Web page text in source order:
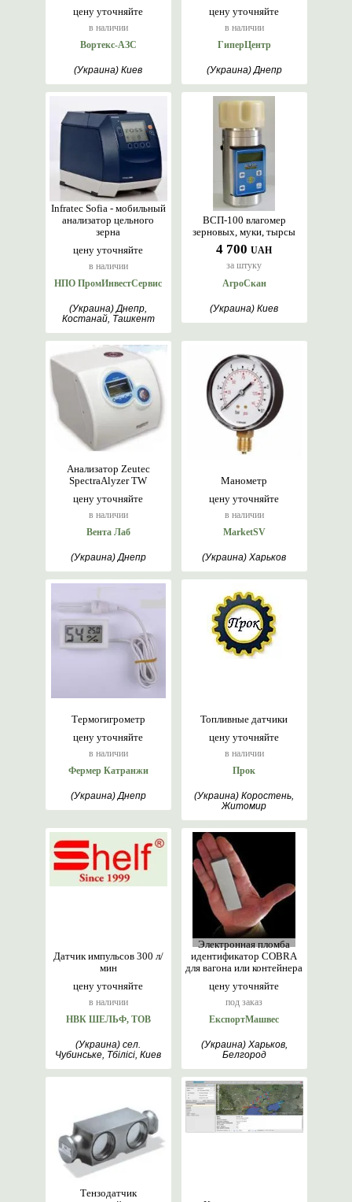
цену уточняйте
в наличии
Вортекс-АЗС
(Украина) Киев
цену уточняйте
в наличии
ГиперЦентр
(Украина) Днепр
цену уточняйте
в наличии
Infratec Sofia - мобильный
анализатор цельного
зерна
НПО ПромИнвестСервис
(Украина) Днепр,
Костанай, Ташкент
4 700 UAH
за штуку
ВСП-100 влагомер
зерновых, муки, тырсы
АгроСкан
(Украина) Киев
цену уточняйте
в наличии
Анализатор Zeutec
SpectraAlyzer TW
Вента Лаб
(Украина) Днепр
цену уточняйте
в наличии
Манометр
MarketSV
(Украина) Харьков
цену уточняйте
в наличии
Термогигрометр
Фермер Катранжи
(Украина) Днепр
цену уточняйте
в наличии
Топливные датчики
Прок
(Украина) Коростень,
Житомир
цену уточняйте
в наличии
Датчик импульсов 300 л/
мин
НВК ШЕЛЬФ, ТОВ
(Украина) сел.
Чубинське, Тбілісі, Киев
цену уточняйте
под заказ
Электронная пломба
идентификатор COBRA
для вагона или контейнера
ЕкспортМашвес
(Украина) Харьков,
Белгород
Тензодатчик